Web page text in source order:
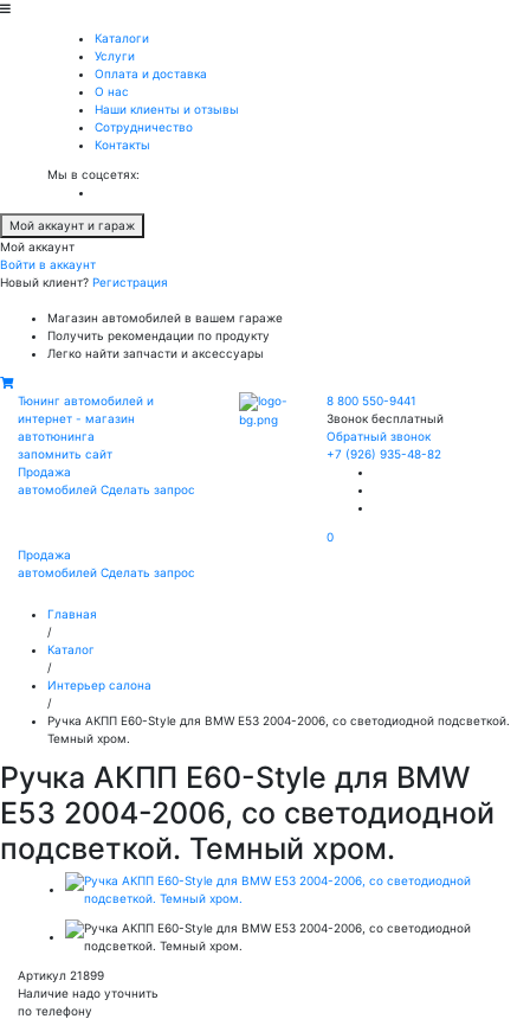
Каталоги
Услуги
Оплата и доставка
О нас
Наши клиенты и отзывы
Сотрудничество
Контакты
Мы в соцсетях:
Мой аккаунт и гараж
Мой аккаунт
Войти в аккаунт
Новый клиент? Регистрация
Магазин автомобилей в вашем гараже
Получить рекомендации по продукту
Легко найти запчасти и аксессуары
Тюнинг автомобилей и
интернет - магазин
автотюнинга
запомнить сайт
Продажа
автомобилей Сделать запрос
8 800 550-9441
Звонок бесплатный
Обратный звонок
+7 (926) 935-48-82
0
Продажа
автомобилей Сделать запрос
Главная
/
Каталог
/
Интерьер салона
/
Ручка АКПП Е60-Style для BMW E53 2004-2006, со светодиодной подсветкой.
Темный хром.
Ручка АКПП Е60-Style для BMW
E53 2004-2006, со светодиодной
подсветкой. Темный хром.
Артикул 21899
Наличие надо уточнить
по телефону